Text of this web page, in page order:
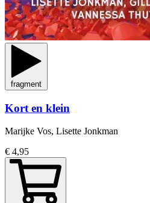
fragment
Kort en klein
Marijke Vos, Lisette Jonkman
€ 4,95